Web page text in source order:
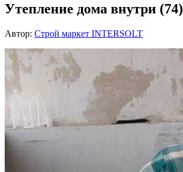
Утепление дома внутри (74)
Автор: Строй маркет INTERSOLT